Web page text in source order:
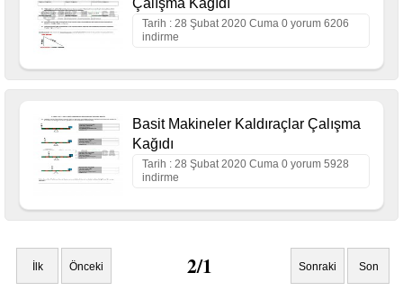
Çalışma Kağıdı
Tarih : 28 Şubat 2020 Cuma 0 yorum 6206
indirme
Basit Makineler Kaldıraçlar Çalışma
Kağıdı
Tarih : 28 Şubat 2020 Cuma 0 yorum 5928
indirme
İlk Önceki 2/1 Sonraki Son